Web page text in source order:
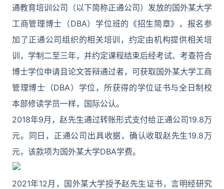
通教育培训公司（以下简称正通公司）发放的国外某大学
工商管理博士（DBA）学位班的《招生简章》，报名参
加了正通公司组织的相关培训，约定由机构提供相关培
训，学制二至三年，并约定课程结束后经考试、考查符合
博士学位申请且论文答辩通过者，可获取国外某大学工商
管理博士（DBA）学位，所获得的学位证书与全日制校
本部修读学员一样，国际公认。
2018年9月，赵先生通过转账形式支付给正通公司19.8万
元。同日，正通公司出具收据，确认收取赵先生19.8万
元，该款项为国外某大学DBA学费。
2021年12月，国外某大学授予赵先生证书，言明经研究